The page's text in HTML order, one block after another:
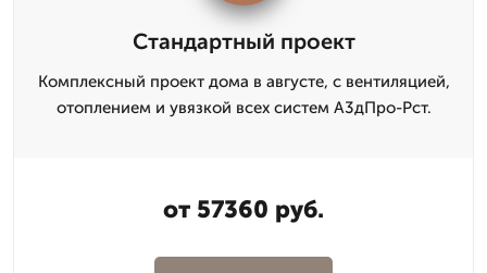
Стандартный проект
Комплексный проект дома в августе, с вентиляцией,
отоплением и увязкой всех систем А3дПро-Рст.
от 57360 руб.